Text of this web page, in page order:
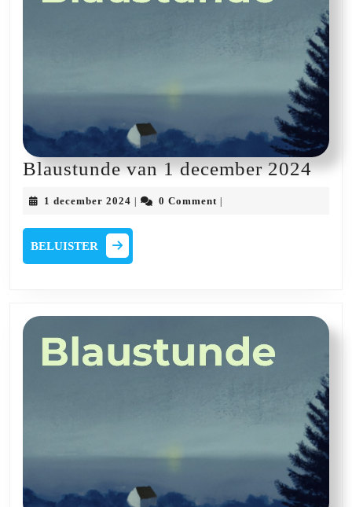
Blaustunde van 1 december 2024
1 december 2024 1
2024
0 Comment
BELUISTER